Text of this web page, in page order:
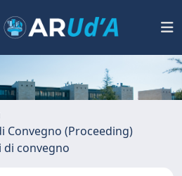
Convegno (Proceeding)
convegno